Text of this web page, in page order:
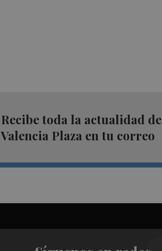
Recibe toda la actualidad de
Valencia Plaza en tu correo